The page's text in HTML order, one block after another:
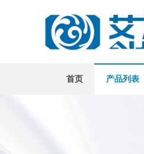
首页 产品列表